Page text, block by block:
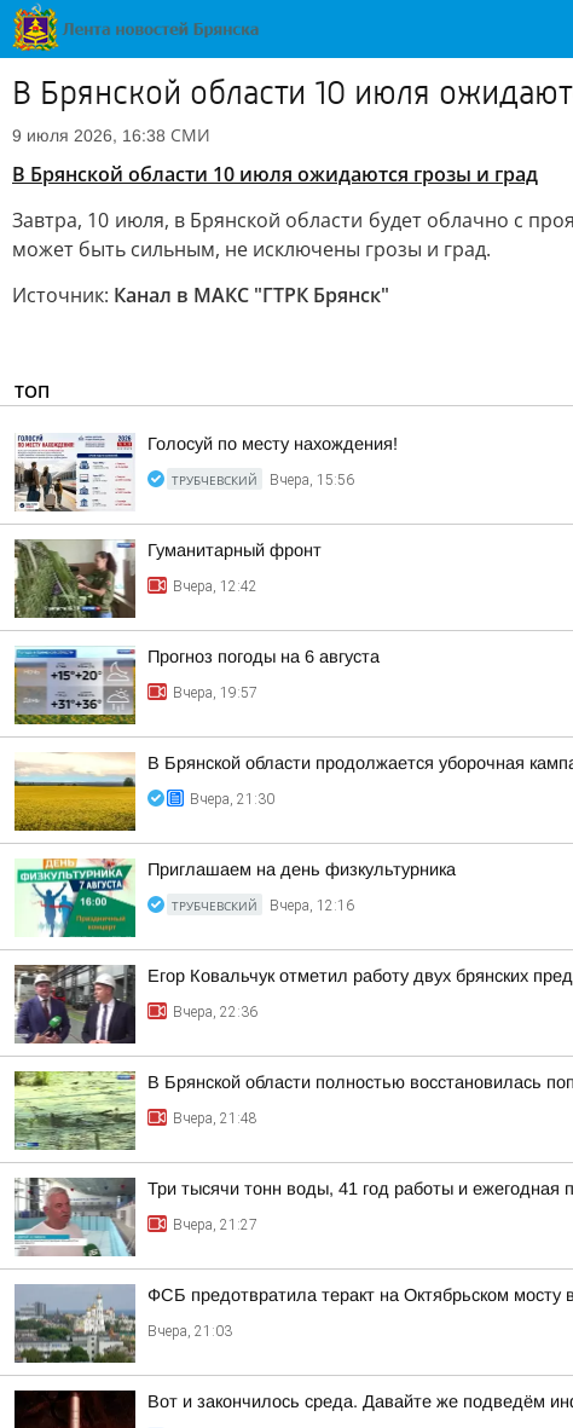
В Брянской области 10 июля
9 июля 2026, 16:38 СМИ
В Брянской области 10 июля ожидаются грозы и град
Завтра, 10 июля, в Брянской области будет облачно с
может быть сильным, не исключены грозы и град.
Источник: Канал в МАКС "ГТРК Брянск"
ТОП
Голосуй по месту нахождения!
ТРУБЧЕВСКИЙ Вчера, 15:56
Гуманитарный фронт
Вчера, 12:42
Прогноз погоды на 6 августа
Вчера, 19:57
В Брянской области продолжается уборочная
Вчера, 21:30
Приглашаем на день физкультурника
ТРУБЧЕВСКИЙ Вчера, 12:16
Егор Ковальчук отметил работу двух брянских
Вчера, 22:36
В Брянской области полностью восстановилась
Вчера, 21:48
Три тысячи тонн воды, 41 год работы и
Вчера, 21:27
ФСБ предотвратила теракт на Октябрьском мосту
Вчера, 21:03
Вот и закончилось среда. Давайте же подведём